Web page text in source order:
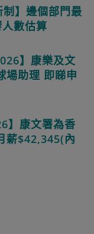
】邊個部門最
數估算
】康樂及文
場助理 即睇申
】康文署為香
薪$42,345(內